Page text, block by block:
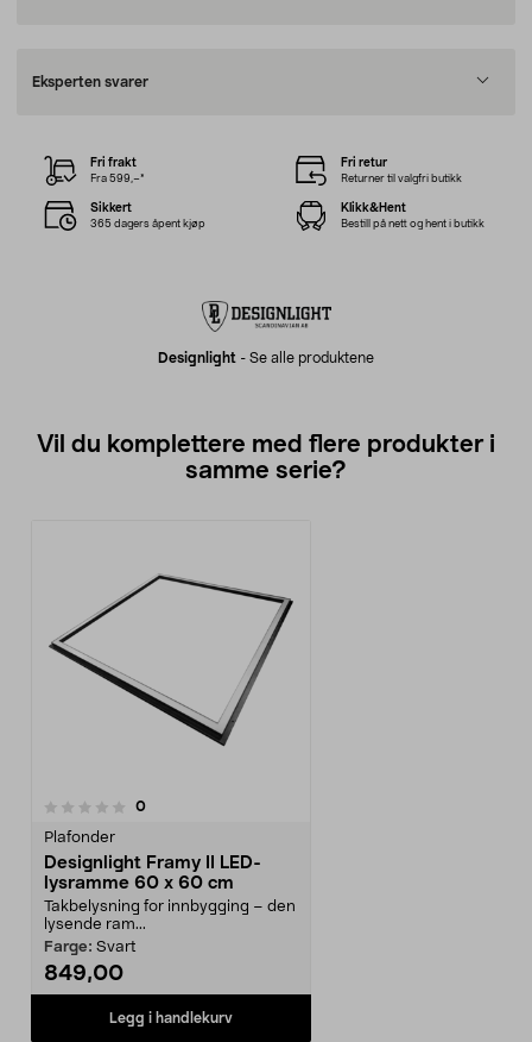
Eksperten svarer
Designlight - Se alle produktene
Fri frakt
Fra 599,–*
Fri retur
Returner til valgfri butikk
Sikkert
365 dagers åpent kjøp
Klikk&Hent
Bestill på nett og hent i butikk
Vil du komplettere med flere produkter i
samme serie?
0anmeldelser
Plafonder
Designlight Framy II LED-
lysramme 60 x 60 cm
Takbelysning for innbygging – den
lysende ram...
Farge: Svart
849,00
Legg i handlekurv